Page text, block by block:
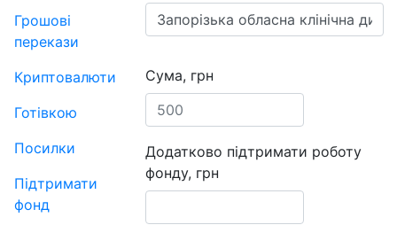
Грошові
перекази
Криптовалюти
Готівкою
Посилки
Підтримати
фонд
Сума, грн
Додатково підтримати роботу
фонду, грн